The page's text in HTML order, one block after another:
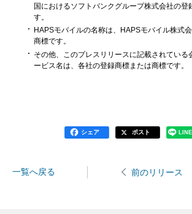
国におけるソフトバンクグループ株式会社の登
す。
HAPSモバイルの名称は、HAPSモバイル株式
商標です。
その他、このプレスリリースに記載されている
ービス名は、各社の登録商標または商標です。
シェア ポスト
一覧へ戻る 前のリリース